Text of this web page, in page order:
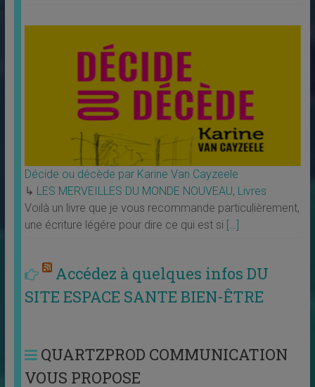
Décide ou décède par Karine Van Cayzeele
↳ LES MERVEILLES DU MONDE NOUVEAU, Livres
Voilà un livre que je vous recommande particulièrement,
une écriture légére pour dire ce qui est si […]
Accédez à quelques infos DU
SITE ESPACE SANTE BIEN-ÊTRE
QUARTZPROD COMMUNICATION
VOUS PROPOSE